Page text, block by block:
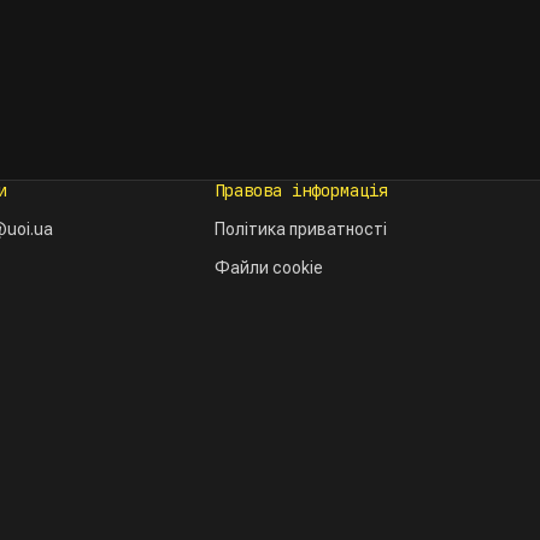
Правова інформація
Політика приватності
Файли cookie